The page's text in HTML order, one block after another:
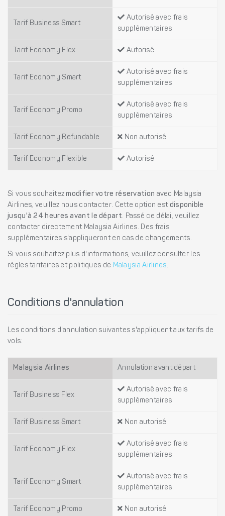
Tarif Business Smart
Autorisé avec frais
supplémentaires
Tarif Economy Flex Autorisé
Tarif Economy Smart
Autorisé avec frais
supplémentaires
Tarif Economy Promo
Autorisé avec frais
supplémentaires
Tarif Economy Refundable Non autorisé
Tarif Economy Flexible Autorisé
Si vous souhaitezmodifier votre réservation avec Malaysia
Airlines, veuillez nous contacter. Cette option est disponible
jusqu'à 24 heures avant le départ. Passé ce délai, veuillez
contacter directement Malaysia Airlines. Des frais
supplémentaires s'appliqueront en cas de changements.
Si vous souhaitez plus d'informations, veuillez consulter les
règles tarifaires et politiques de Malaysia Airlines.
Conditions d'annulation
Les conditions d'annulation suivantes s'appliquent aux tarifs de
vols:
Malaysia Airlines Annulation avant départ
Tarif Business Flex
Autorisé avec frais
supplémentaires
Tarif Business Smart Non autorisé
Tarif Economy Flex
Autorisé avec frais
supplémentaires
Tarif Economy Smart
Autorisé avec frais
supplémentaires
Tarif Economy Promo Non autorisé